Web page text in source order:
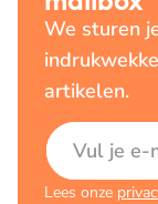
We sturen
artikelen.
E-mailadres
Lees onze